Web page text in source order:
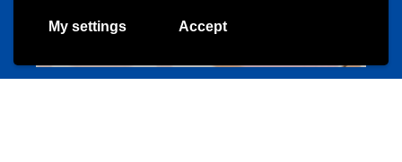
My settings Accept
Un projet de jeunes pour jeunes